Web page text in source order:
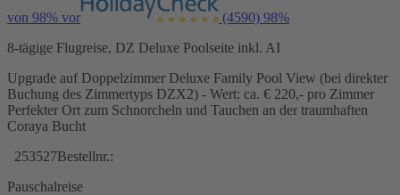
von 98% vor (4590) 98%
8-tägige Flugreise, DZ Deluxe Poolseite inkl. AI
Upgrade auf Doppelzimmer Deluxe Family Pool View (bei direkter
Buchung des Zimmertyps DZX2) - Wert: ca. € 220,- pro Zimmer
Perfekter Ort zum Schnorcheln und Tauchen an der traumhaften
Coraya Bucht
253527Bestellnr.:
Pauschalreise